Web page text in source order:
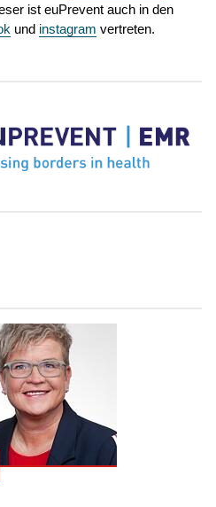
ist euPrevent auch in den
und instagram vertreten.